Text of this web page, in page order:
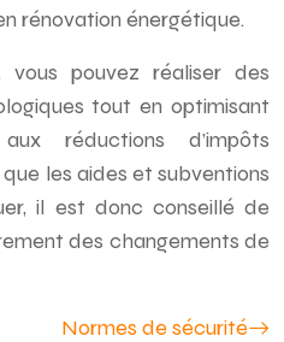
rénovation énergétique.
vous pouvez réaliser des
tout en optimisant
réductions d’impôts
les aides et subventions
il est donc conseillé de
des changements de
Normes de sécurité